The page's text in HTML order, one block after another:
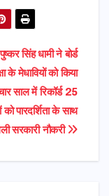
सिंह धामी ने बोर्ड
के मेधावियों को किया
साल में रिकॉर्ड 25
पारदर्शिता के साथ
सरकारी नौकरी